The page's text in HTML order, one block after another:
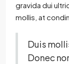
gravida dui
mollis, at
Duis
Donec